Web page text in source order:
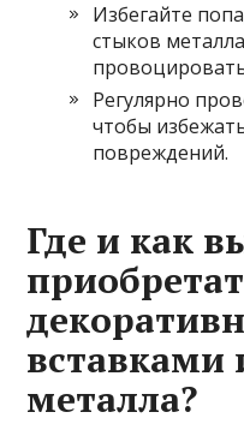
Избегайте
стыков
Регулярно
чтобы
повреждений.
Где и как
вставками
металла?